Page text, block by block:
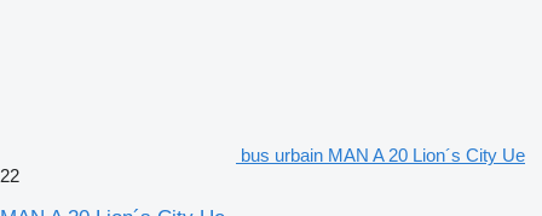
bus urbain MAN A 20 Lion´s City Ue
22